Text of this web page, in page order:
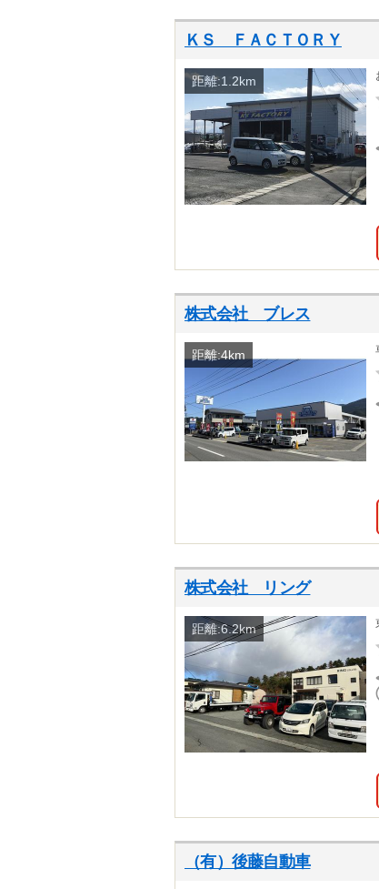
ＫＳ ＦＡＣＴＯＲＹ
距離:1.2km
株式会社 ブレス
距離:4km
株式会社 リング
距離:6.2km
（有）後藤自動車